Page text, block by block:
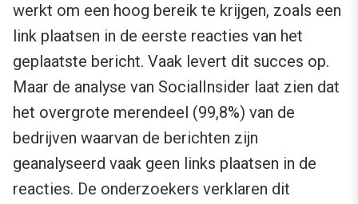
werkt om een hoog bereik te krijgen, zoals een
link plaatsen in de eerste reacties van het
geplaatste bericht. Vaak levert dit succes op.
Maar de analyse van SocialInsider laat zien dat
het overgrote merendeel (99,8%) van de
bedrijven waarvan de berichten zijn
geanalyseerd vaak geen links plaatsen in de
reacties. De onderzoekers verklaren dit